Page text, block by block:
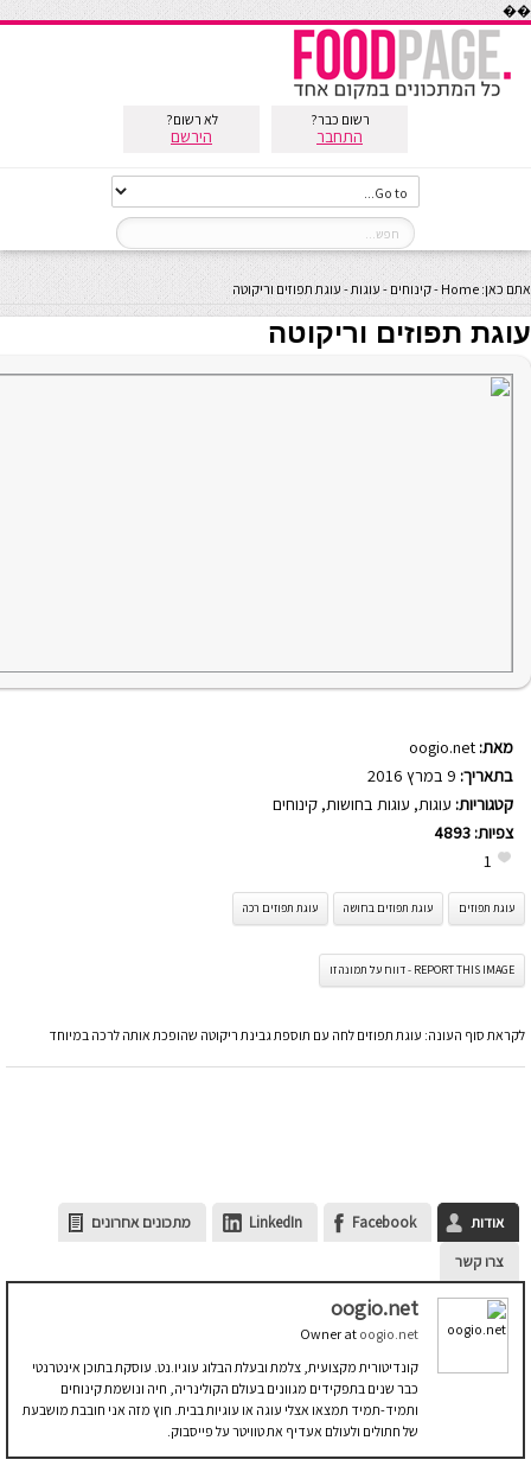
��
רשום כבר?
התחבר
לא רשום?
הירשם
אתם כאן: Home
-קינוחים - עוגות- עוגת תפוזים וריקוטה
עוגת תפוזים וריקוטה
מאת: oogio.net
בתאריך:
קטגוריות: עוגות, עוגות בחושות, קינוחים
צפיות: 4893
1
עוגת תפוזים עוגת תפוזים בחושה עוגת תפוזים רכה
REPORT THIS IMAGE - דווח על תמונה זו
לקראת סוף העונה: עוגת תפוזים לחה עם תוספת גבינת ריקוטה שהופכת אותה לרכה במיוחד
אודות Facebook
LinkedIn
מתכונים אחרונים
צרו קשר
oogio.net
Owner at oogio.net
קונדיטורית מקצועית, צלמת ובעלת הבלוג עוגיו.נט. עוסקת בתוכן אינטרנטי
כבר שנים בתפקידים מגוונים בעולם הקולינריה, חיה ונושמת קינוחים
ותמיד-תמיד תמצאו אצלי עוגה או עוגיות בבית. חוץ מזה אני חובבת מושבעת
של חתולים ולעולם אעדיף את טוויטר על פייסבוק.